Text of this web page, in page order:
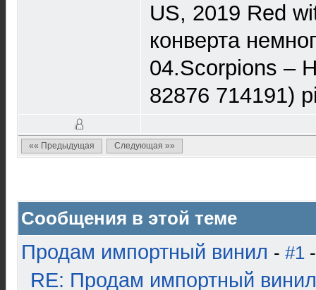
US, 2019 Red
конверта
04.Scorpions –
82876 714191)
«« Предыдущая Следующая »»
Сообщения в этой теме
Продам импортный винил - #1
RE: Продам импортный винил